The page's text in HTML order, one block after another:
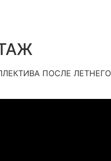
ПОСЛЕ ЛЕТНЕГО